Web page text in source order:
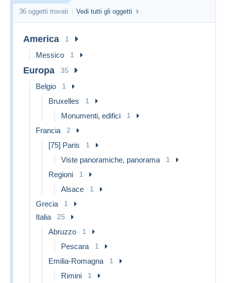
36 oggetti trovati Vedi tutti gli oggetti
America 1
Messico 1
Europa 35
Belgio 1
Bruxelles 1
Monumenti, edifici 1
Francia 2
[75] Paris 1
Viste panoramiche, panorama 1
Regioni 1
Alsace 1
Grecia 1
Italia 25
Abruzzo 1
Pescara 1
Emilia-Romagna 1
Rimini 1